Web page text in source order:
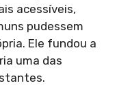
acessíveis,
pudessem
Ele fundou a
uma das